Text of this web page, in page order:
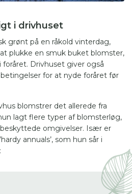
i drivhuset
grønt på en råkold vinterdag,
plukke en smuk buket blomster,
Drivhuset giver også
for at nyde foråret før
blomstrer det allerede fra
lagt flere typer af blomsterløg,
omgivelser. Især er
annuals’, som hun sår i